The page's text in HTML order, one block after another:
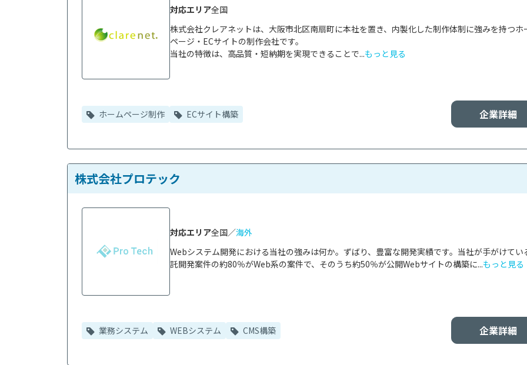
株式会社クレアネットは、大阪市北区南扇町に本社を置き、内製化した制作体制に強みを持つホ
ページ・ECサイトの制作会社です。
当社の特徴は、高品質・短納期を実現できることで...もっと見る
対応エリア全国
企業詳細
ホームページ制作 ECサイト構築
株式会社プロテック
Webシステム開発における当社の強みは何か。ずばり、豊富な開発実績です。当社が手がけてい
託開発案件の約80％がWeb系の案件で、そのうち約50％が公開Webサイトの構築に...もっと見る
対応エリア全国／海外
企業詳細
業務システム WEBシステム CMS構築